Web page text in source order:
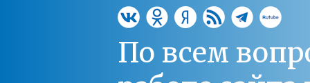
По всем